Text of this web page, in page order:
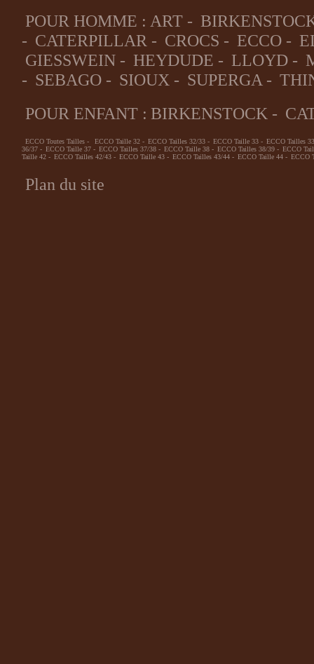
POUR HOMME : ART -
- CATERPILLAR - CROCS - ECCO -
GIESSWEIN - HEYDUDE - LLOYD -
- SEBAGO - SIOUX - SUPERGA -
POUR ENFANT : BIRKENSTOCK -
ECCO Toutes Tailles - ECCO Taille 32 - ECCO Tailles 32/33 - ECCO Taille 33 - ECCO Tailles
36/37 - ECCO Taille 37 - ECCO Tailles 37/38 - ECCO Taille 38 - ECCO Tailles 38/39 - ECCO
Taille 42 - ECCO Tailles 42/43 - ECCO Taille 43 - ECCO Tailles 43/44 - ECCO Taille 44 - ECCO
Plan du site